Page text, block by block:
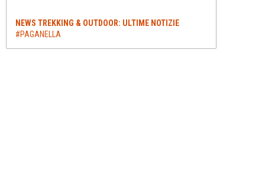
NEWS TREKKING & OUTDOOR: ULTIME NOTIZIE
#PAGANELLA